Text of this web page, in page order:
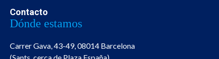
Contacto
Dónde estamos
Carrer Gava, 43-49, 08014 Barcelona